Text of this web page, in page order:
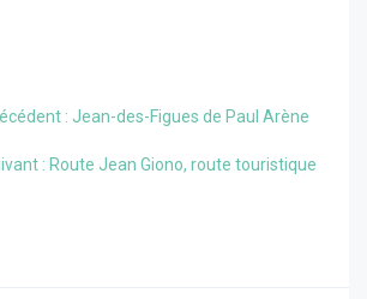
: Jean-des-Figues de Paul Arène
: Route Jean Giono, route touristique